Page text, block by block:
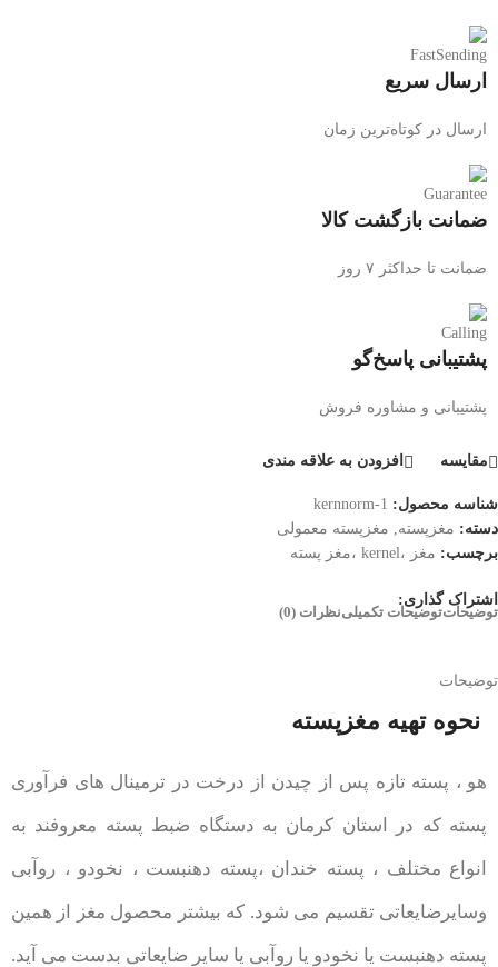
ارسال سریع
ارسال در کوتاه‌ترین زمان
ضمانت بازگشت کالا
ضمانت تا حداکثر ۷ روز
پشتیبانی پاسخ‌گو
پشتیبانی و مشاوره فروش
مقایسه افزودن به علاقه مندی
شناسه محصول: kernnorm-1
دسته: مغزپسته
مغزپسته معمولی
برچسب: مغز ،kernel ،مغز پسته
اشتراک گذاری:
توضیحاتتوضیحات تکمیلینظرات (0)
توضیحات
نحوه تهیه مغزپسته
هو ، پسته تازه پس از چیدن از درخت در ترمینال های فرآوری
پسته که در استان کرمان به دستگاه ضبط پسته معروفند به
انواع مختلف ، پسته خندان ،پسته دهنبست ، نخودو ، روآبی
وسایرضایعاتی تقسیم می شود. که بیشتر محصول مغز از همین
پسته دهنبست یا نخودو یا روآبی یا سایر ضایعاتی بدست می آید.